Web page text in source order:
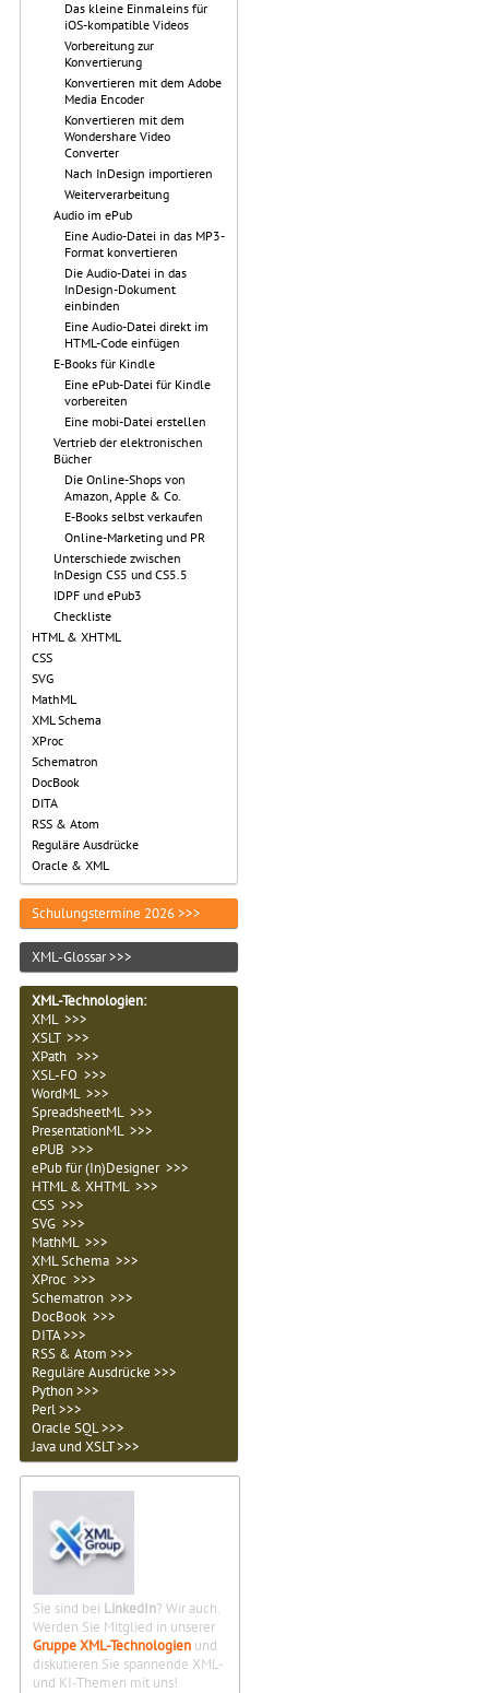
Das kleine Einmaleins für
iOS-kompatible Videos
Vorbereitung zur
Konvertierung
Konvertieren mit dem Adobe
Media Encoder
Konvertieren mit dem
Wondershare Video
Converter
Nach InDesign importieren
Weiterverarbeitung
Audio im ePub
Eine Audio-Datei in das MP3-
Format konvertieren
Die Audio-Datei in das
InDesign-Dokument
einbinden
Eine Audio-Datei direkt im
HTML-Code einfügen
E-Books für Kindle
Eine ePub-Datei für Kindle
vorbereiten
Eine mobi-Datei erstellen
Vertrieb der elektronischen
Bücher
Die Online-Shops von
Amazon, Apple & Co.
E-Books selbst verkaufen
Online-Marketing und PR
Unterschiede zwischen
InDesign CS5 und CS5.5
IDPF und ePub3
Checkliste
HTML & XHTML
CSS
SVG
MathML
XML Schema
XProc
Schematron
DocBook
DITA
RSS & Atom
Reguläre Ausdrücke
Oracle & XML
Schulungstermine 2026 >>>
XML-Glossar >>>
XML-Technologien:
XML >>>
XSLT >>>
XPath >>>
XSL-FO >>>
WordML >>>
SpreadsheetML >>>
PresentationML >>>
ePUB >>>
ePub für (In)Designer >>>
HTML & XHTML >>>
CSS >>>
SVG >>>
MathML >>>
XML Schema >>>
XProc >>>
Schematron >>>
DocBook >>>
DITA >>>
RSS & Atom >>>
Reguläre Ausdrücke >>>
Python >>>
Perl >>>
Oracle SQL >>>
Java und XSLT >>>
Sie sind bei LinkedIn? Wir auch.
Werden Sie Mitglied in unserer
Gruppe XML-Technologien und
diskutieren Sie spannende XML-
und KI-Themen mit uns!